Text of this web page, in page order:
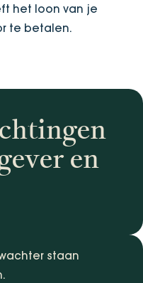
het loon van je
te betalen.
en
staan